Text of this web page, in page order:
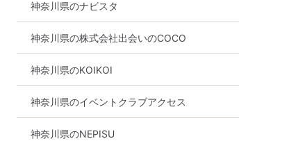
神奈川県のナビスタ
神奈川県の株式会社出会いのCOCO
神奈川県のKOIKOI
神奈川県のイベントクラブアクセス
神奈川県のNEPISU